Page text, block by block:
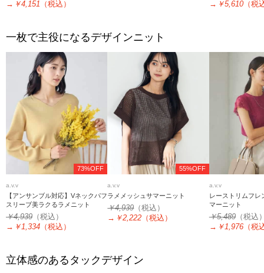
→ ￥4,151 （税込） → ￥5,610（税
一枚で主役になるデザインニット
73%OFF
a.v.v
【アンサンブル対応】Vネックパフ
スリーブ美ラクるラメニット
￥4,939 （税込）
→ ￥1,334 （税込）
55%OFF
a.v.v
ラメメッシュサマーニット
￥4,939（税込）
→ ￥2,222 （税込）
a.v.v
レーストリムフレ
マーニット
￥5,489（税込
→ ￥1,976（税
立体感のあるタックデザイン